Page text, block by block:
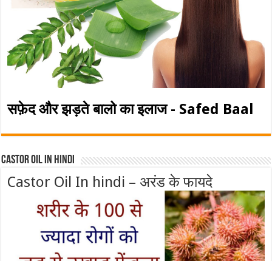
सफ़ेद और झड़ते बालो का इलाज - Safed Baal
Castor Oil In Hindi
Castor Oil In hindi – अरंड के फायदे